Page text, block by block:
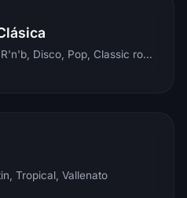
Dance, Rock, R'n'b, Disco, Pop, Classic rock, Techno, Reggae
Tropical, Vallenato